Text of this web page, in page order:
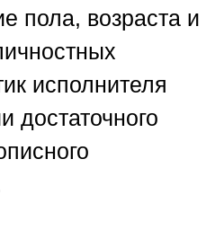
пола, возраста и
исполнителя
достаточного